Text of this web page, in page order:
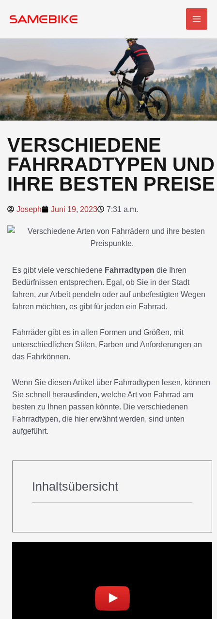
Inhalt
VERSCHIEDENE
FAHRRADTYPEN UND
IHRE BESTEN PREISE
Joseph Juni 19, 2023 7:31 a.m.
Es gibt viele verschiedene Fahrradtypen die Ihren
Bedürfnissen entsprechen. Egal, ob Sie in der Stadt
fahren, zur Arbeit pendeln oder auf unbefestigten Wegen
fahren möchten, es gibt für jeden ein Fahrrad.
Fahrräder gibt es in allen Formen und Größen, mit
unterschiedlichen Stilen, Farben und Anforderungen an
das Fahrkönnen.
Wenn Sie diesen Artikel über Fahrradtypen lesen, können
Sie schnell herausfinden, welche Art von Fahrrad am
besten zu Ihnen passen könnte. Die verschiedenen
Fahrradtypen, die hier erwähnt werden, sind unten
aufgeführt.
Inhaltsübersicht